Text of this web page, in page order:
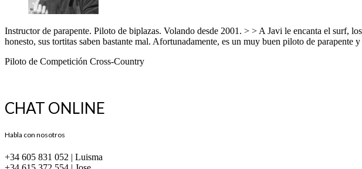
Instructor de parapente. Piloto de biplazas. Volando desde 2001. > > A Javi le encanta el surf,
honesto, sus tortitas saben bastante mal. Afortunadamente, es un muy buen piloto de parapente
Piloto de Competición Cross-Country
CHAT ONLINE
Habla con nosotros
+34 605 831 052 | Luisma